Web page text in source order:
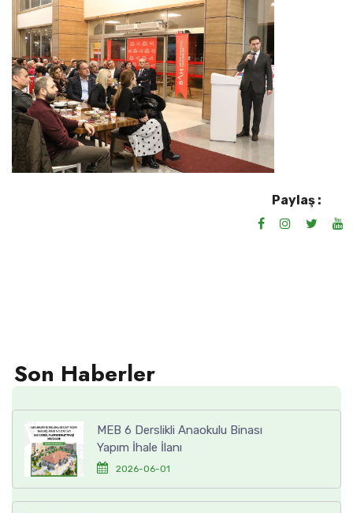
Paylaş :
Son Haberler
MEB 6 Derslikli Anaokulu Binası
Yapım İhale İlanı
2026-06-01